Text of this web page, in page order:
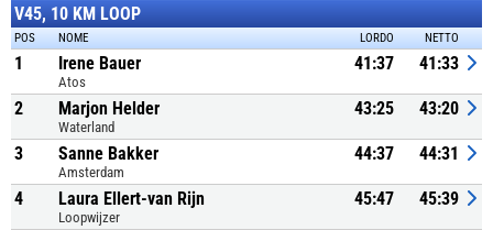
V45, 10 KM LOOP
POS NOME LORDO NETTO
1 Irene Bauer
Atos
41:37 41:33
2 Marjon Helder
Waterland
43:25 43:20
3 Sanne Bakker
Amsterdam
44:37 44:31
4 Laura Ellert-van Rijn
Loopwijzer
45:47 45:39